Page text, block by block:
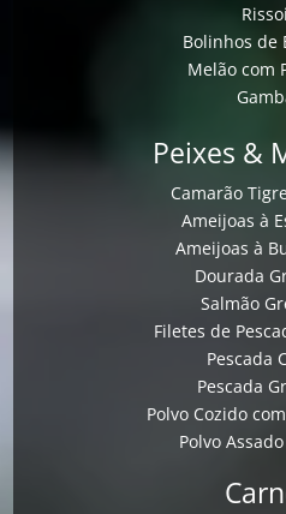
Bolinhos de
Melão com
Peixes &
Camarão
Ameijoas à
Ameijoas à
Dourada
Salmão
Filetes de
Pescada
Pescada
Polvo Cozido
Polvo